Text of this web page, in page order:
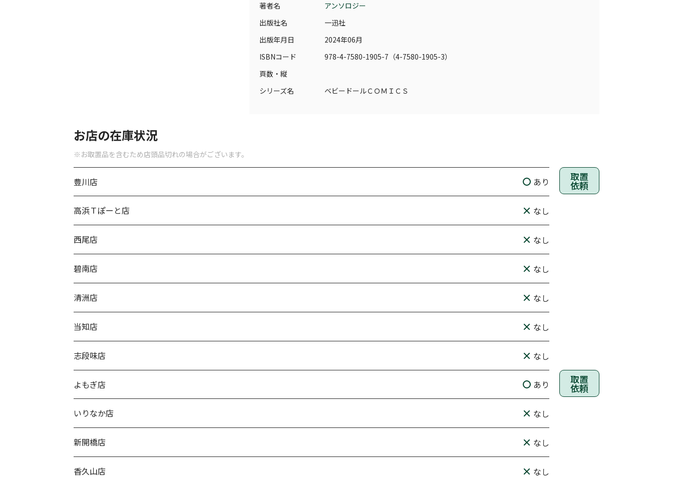
著者名
アンソロジー
出版社名
一迅社
出版年月日
2024年06月
ISBNコード
978-4-7580-1905-7（4-7580-1905-3）
頁数・縦
シリーズ名
ベビードールＣＯＭＩＣＳ
お店の在庫状況
※お取置品を含むため店頭品切れの場合がございます。
豊川店 あり 取置
依頼
高浜Ｔぽーと店 なし
西尾店 なし
碧南店 なし
清洲店 なし
当知店 なし
志段味店 なし
よもぎ店 あり 取置
依頼
いりなか店 なし
新開橋店 なし
香久山店 なし